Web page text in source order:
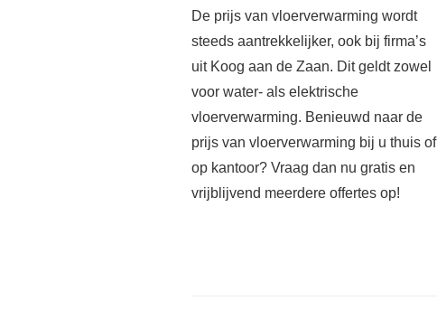
De prijs van vloerverwarming wordt
steeds aantrekkelijker, ook bij firma’s
uit Koog aan de Zaan. Dit geldt zowel
voor water- als elektrische
vloerverwarming. Benieuwd naar de
prijs van vloerverwarming bij u thuis of
op kantoor? Vraag dan nu gratis en
vrijblijvend meerdere offertes op!